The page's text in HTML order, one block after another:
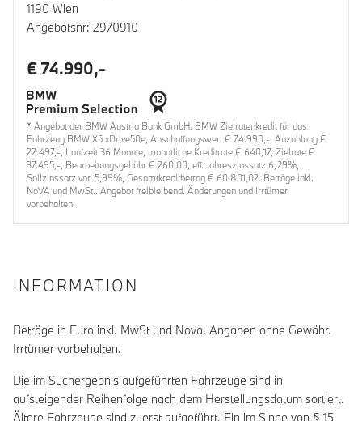
1190 Wien
Angebotsnr: 2970910
€ 74.990,-
* Angebot der BMW Austria Bank GmbH. BMW Zielratenkredit für das
Fahrzeug BMW X5 xDrive50e, Anschaffungswert € 74.990,-, Anzahlung €
22.497,-, Laufzeit 36 Monate, monatliche Kreditrate € 640,17, Zielrate €
37.495,-, Bearbeitungsgebühr € 260,00, eff. Jahreszinssatz 6,29%,
Sollzinssatz var. 5,99%, Gesamtkreditbetrag € 60.801,02. Beträge inkl.
NoVA und MwSt.. Angebot freibleibend. Änderungen und Irrtümer
vorbehalten.
INFORMATION
Beträge in Euro inkl. MwSt und Nova. Angaben ohne Gewähr.
Irrtümer vorbehalten.
Die im Suchergebnis aufgeführten Fahrzeuge sind in
aufsteigender Reihenfolge nach dem Herstellungsdatum sortiert.
Ältere Fahrzeuge sind zuerst aufgeführt. Ein im Sinne von § 15